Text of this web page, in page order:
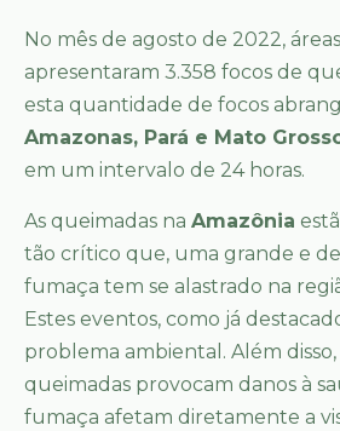
No mês de agosto de 2022,
apresentaram 3.358 focos de
esta quantidade de focos
Amazonas, Pará e Mato
em um intervalo de 24 horas.
As queimadas na Amazônia
tão crítico que, uma grande e
fumaça tem se alastrado na
Estes eventos, como já
problema ambiental. Além
queimadas provocam danos à
fumaça afetam diretamente a